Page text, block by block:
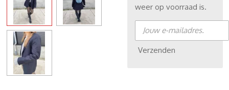
weer op voorraad is.
Verzenden